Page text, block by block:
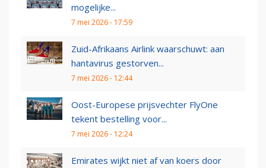
mogelijke...
7 mei 2026 - 17:59
Zuid-Afrikaans Airlink waarschuwt: aan
hantavirus gestorven...
7 mei 2026 - 12:44
Oost-Europese prijsvechter FlyOne
tekent bestelling voor...
7 mei 2026 - 12:24
Emirates wijkt niet af van koers door